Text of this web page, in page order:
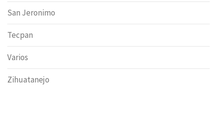
San Jeronimo
Tecpan
Varios
Zihuatanejo